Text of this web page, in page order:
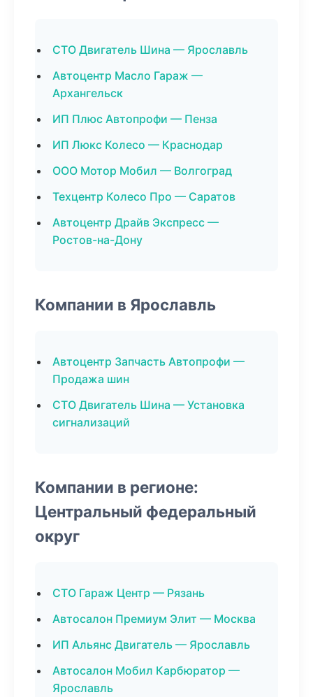
СТО Двигатель Шина — Ярославль
Автоцентр Масло Гараж —
Архангельск
ИП Плюс Автопрофи — Пенза
ИП Люкс Колесо — Краснодар
ООО Мотор Мобил — Волгоград
Техцентр Колесо Про — Саратов
Автоцентр Драйв Экспресс —
Ростов-на-Дону
Компании в Ярославль
Автоцентр Запчасть Автопрофи —
Продажа шин
СТО Двигатель Шина — Установка
сигнализаций
Компании в регионе:
Центральный федеральный
округ
СТО Гараж Центр — Рязань
Автосалон Премиум Элит — Москва
ИП Альянс Двигатель — Ярославль
Автосалон Мобил Карбюратор —
Ярославль